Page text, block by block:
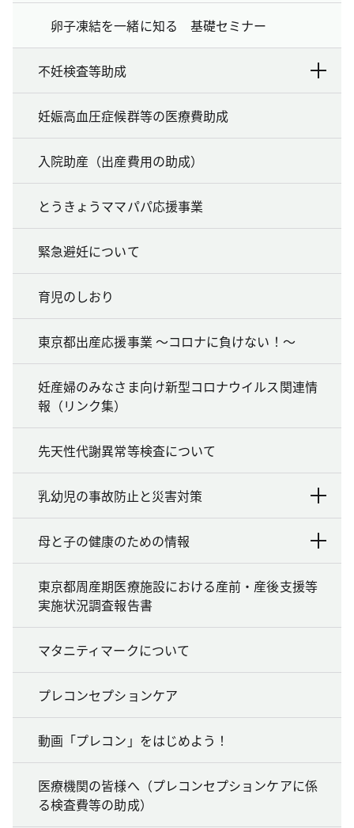
卵子凍結を一緒に知る 基礎セミナー
不妊検査等助成
妊娠高血圧症候群等の医療費助成
入院助産（出産費用の助成）
とうきょうママパパ応援事業
緊急避妊について
育児のしおり
東京都出産応援事業 ～コロナに負けない！～
妊産婦のみなさま向け新型コロナウイルス関連情
報（リンク集）
先天性代謝異常等検査について
乳幼児の事故防止と災害対策
母と子の健康のための情報
東京都周産期医療施設における産前・産後支援等
実施状況調査報告書
マタニティマークについて
プレコンセプションケア
動画「プレコン」をはじめよう！
医療機関の皆様へ（プレコンセプションケアに係
る検査費等の助成）